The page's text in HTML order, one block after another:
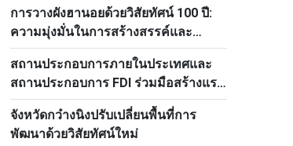
การวางผังฮานอยด้วยวิสัยทัศน์ 100 ปี:
ความมุ่งมั่นในการสร้างสรรค์และ
พัฒนาเมืองหลวง
สถานประกอบการภายในประเทศและ
สถานประกอบการ FDI ร่วมมือสร้างแรง
ผลักดันให้แก่การเติบโต
จังหวัดกว๋างนิงปรับเปลี่ยนพื้นที่การ
พัฒนาด้วยวิสัยทัศน์ใหม่